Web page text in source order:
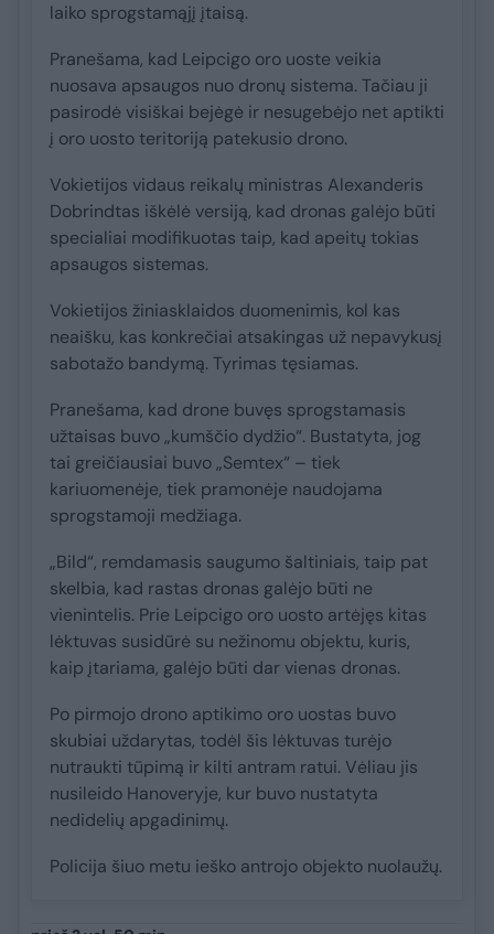
laiko sprogstamąjį įtaisą.
Pranešama, kad Leipcigo oro uoste veikia
nuosava apsaugos nuo dronų sistema. Tačiau ji
pasirodė visiškai bejėgė ir nesugebėjo net aptikti
į oro uosto teritoriją patekusio drono.
Vokietijos vidaus reikalų ministras Alexanderis
Dobrindtas iškėlė versiją, kad dronas galėjo būti
specialiai modifikuotas taip, kad apeitų tokias
apsaugos sistemas.
Vokietijos žiniasklaidos duomenimis, kol kas
neaišku, kas konkrečiai atsakingas už nepavykusį
sabotažo bandymą. Tyrimas tęsiamas.
Pranešama, kad drone buvęs sprogstamasis
užtaisas buvo „kumščio dydžio“. Bustatyta, jog
tai greičiausiai buvo „Semtex“ – tiek
kariuomenėje, tiek pramonėje naudojama
sprogstamoji medžiaga.
„Bild“, remdamasis saugumo šaltiniais, taip pat
skelbia, kad rastas dronas galėjo būti ne
vienintelis. Prie Leipcigo oro uosto artėjęs kitas
lėktuvas susidūrė su nežinomu objektu, kuris,
kaip įtariama, galėjo būti dar vienas dronas.
Po pirmojo drono aptikimo oro uostas buvo
skubiai uždarytas, todėl šis lėktuvas turėjo
nutraukti tūpimą ir kilti antram ratui. Vėliau jis
nusileido Hanoveryje, kur buvo nustatyta
nedidelių apgadinimų.
Policija šiuo metu ieško antrojo objekto nuolaužų.